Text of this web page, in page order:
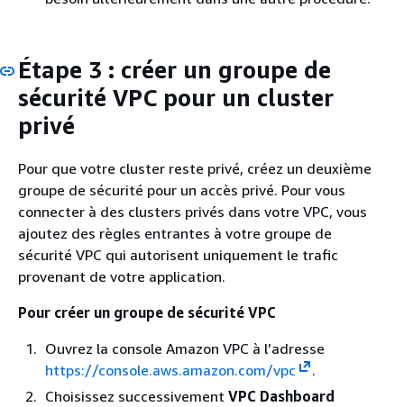
Étape 3 : créer un groupe de
sécurité VPC pour un cluster
privé
Pour que votre cluster reste privé, créez un deuxième
groupe de sécurité pour un accès privé. Pour vous
connecter à des clusters privés dans votre VPC, vous
ajoutez des règles entrantes à votre groupe de
sécurité VPC qui autorisent uniquement le trafic
provenant de votre application.
Pour créer un groupe de sécurité VPC
Ouvrez la console Amazon VPC à l’adresse
https://console.aws.amazon.com/vpc
.
Choisissez successivement VPC Dashboard